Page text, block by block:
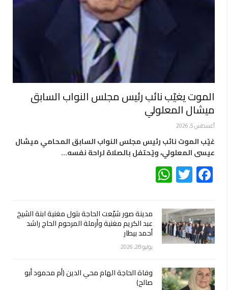
الموت يغيّب نائب رئيس مجلس النواب السابق
ميشال المعلولي
أغسطس 5, 2026
غيّب الموت نائب رئيس مجلس النواب السابق المحامي ميشال
عيسى المعلولي، ويُحتفل بالصلاة لراحة نفسه…
Facebook
Twitter
مدينة صور شيّعت الحاجة بتول مغنية ابنة الشيخ
عبد الكريم مغنية وأرملة المرحوم الحاج راشد
أحمد بيطار
يوليو 28, 2026
وفاة الحاجة الهام محي الدين (أم محمود أبو
صالح)